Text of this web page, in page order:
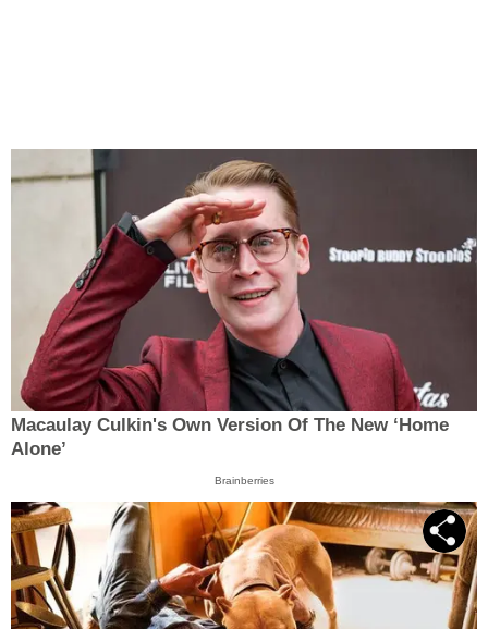
Macaulay Culkin's Own Version Of The New ‘Home
Alone’
Brainberries